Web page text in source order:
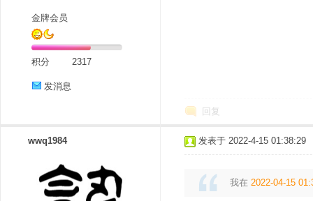
金牌会员
积分 2317
发消息
回复
wwq1984 发表于 2022-4-15 01:38:29
我在 2022-04-15